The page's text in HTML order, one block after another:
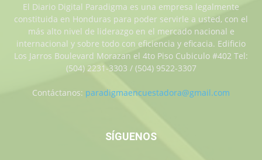
El Diario Digital Paradigma es una empresa legalmente
constituida en Honduras para poder servirle a usted, con el
más alto nivel de liderazgo en el mercado nacional e
internacional y sobre todo con eficiencia y eficacia. Edificio
Los Jarros Boulevard Morazan el 4to Piso Cubiculo #402 Tel:
(504) 2231-3303 / (504) 9522-3307
Contáctanos: paradigmaencuestadora@gmail.com
SÍGUENOS